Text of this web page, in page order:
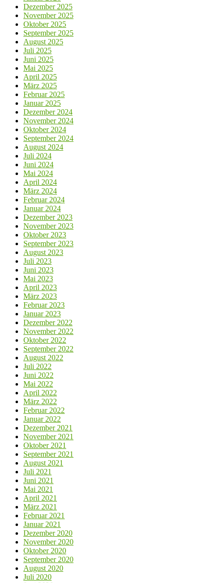
Dezember 2025
November 2025
Oktober 2025
September 2025
August 2025
Juli 2025
Juni 2025
Mai 2025
April 2025
März 2025
Februar 2025
Januar 2025
Dezember 2024
November 2024
Oktober 2024
September 2024
August 2024
Juli 2024
Juni 2024
Mai 2024
April 2024
März 2024
Februar 2024
Januar 2024
Dezember 2023
November 2023
Oktober 2023
September 2023
August 2023
Juli 2023
Juni 2023
Mai 2023
April 2023
März 2023
Februar 2023
Januar 2023
Dezember 2022
November 2022
Oktober 2022
September 2022
August 2022
Juli 2022
Juni 2022
Mai 2022
April 2022
März 2022
Februar 2022
Januar 2022
Dezember 2021
November 2021
Oktober 2021
September 2021
August 2021
Juli 2021
Juni 2021
Mai 2021
April 2021
März 2021
Februar 2021
Januar 2021
Dezember 2020
November 2020
Oktober 2020
September 2020
August 2020
Juli 2020